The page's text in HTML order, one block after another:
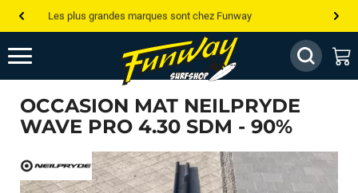
Les plus grandes marques sont chez Funway
Jusqu’à -75% de remise sur le windsurf, wingfoil, etc...
💰 Meilleur prix garanti — Moins cher ailleurs ? On s’aligne !
Besoin de conseils de pro ? Appelle nous !
OCCASION MAT NEILPRYDE
WAVE PRO 4.30 SDM - 90%